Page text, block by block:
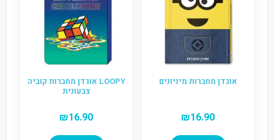
אוגדן מחברות מיניונים
₪16.90
LOOPY אוגדן מחברות קוביה
צבעונית
₪16.90